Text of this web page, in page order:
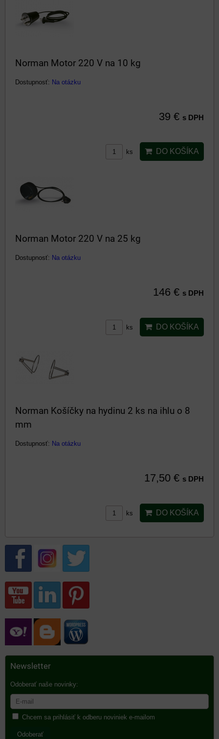
Norman Motor 220 V na 10 kg
Dostupnosť: Na otázku
39 € s DPH
ks DO KOŠÍKA
Norman Motor 220 V na 25 kg
Dostupnosť: Na otázku
146 € s DPH
ks DO KOŠÍKA
Norman Košíčky na hydinu 2 ks na ihlu o 8
mm
Dostupnosť: Na otázku
17,50 € s DPH
ks DO KOŠÍKA
Newsletter
Odoberať naše novinky:
Chcem sa prihlásiť k odberu noviniek e-mailom
Odoberať